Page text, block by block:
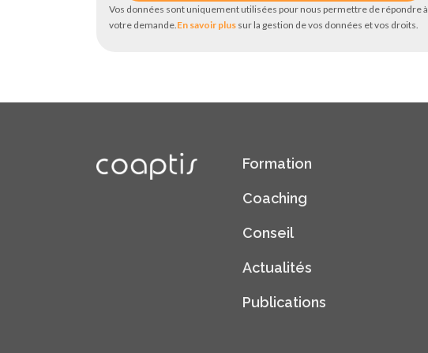
Vos données sont uniquement utilisées pour nous permettre de répondre à
votre demande.En savoir plus sur la gestion de vos données et vos droits.
Formation
Coaching
Conseil
Actualités
Publications